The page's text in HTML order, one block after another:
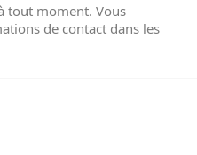
tout moment. Vous
de contact dans les